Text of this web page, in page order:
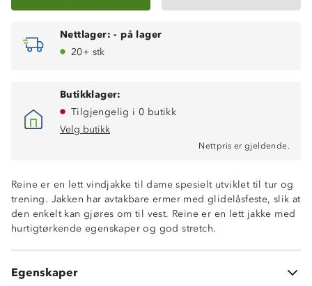
Nettlager: - på lager
20+ stk
Butikklager:
Tilgjengelig i 0 butikk
Velg butikk
Nettpris er gjeldende.
Reine er en lett vindjakke til dame spesielt utviklet til tur og
trening. Jakken har avtakbare ermer med glidelåsfeste, slik at
den enkelt kan gjøres om til vest. Reine er en lett jakke med
hurtigtørkende egenskaper og god stretch.
Egenskaper
Hurtigtørkende
Fukttransporterende
Lett vannavstøtende
Enhåndstramming nederst
Brystlomme med glidelås
Ermer med refleks innvevd i stoffet
Refleksdetaljer foran og bak
Elastisk materiale i ryggen: 80% nylon and 20% spandex